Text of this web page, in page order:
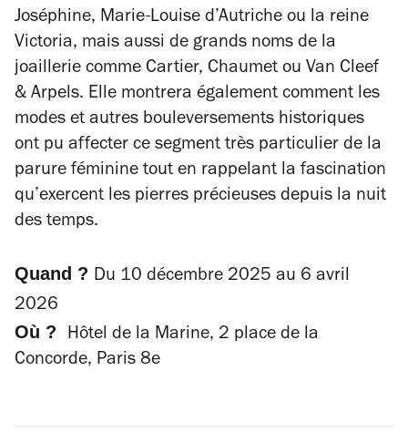
Joséphine, Marie-Louise d’Autriche ou la reine
Victoria, mais aussi de grands noms de la
joaillerie comme Cartier, Chaumet ou Van Cleef
& Arpels. Elle montrera également comment les
modes et autres bouleversements historiques
ont pu affecter ce segment très particulier de la
parure féminine tout en rappelant la fascination
qu’exercent les pierres précieuses depuis la nuit
des temps.
Quand ? Du 10 décembre 2025 au 6 avril
2026
Où ? Hôtel de la Marine, 2 place de la
Concorde, Paris 8e